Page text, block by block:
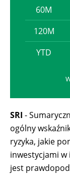
60M
120M
YTD
SRI -
ogólny
ryzyka, jakie
inwestycjami w
jest